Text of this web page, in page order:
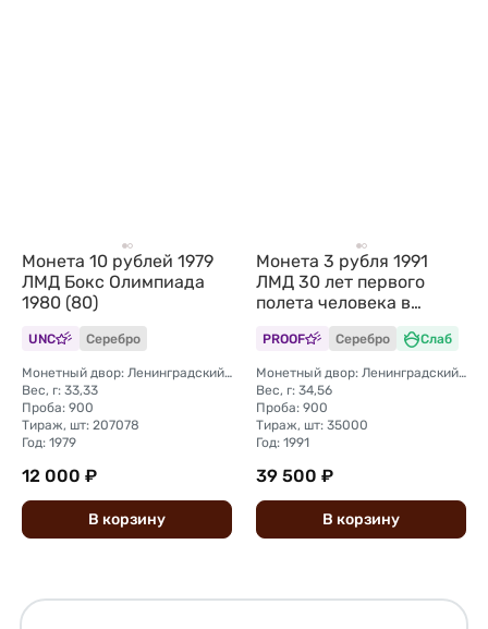
Монета 10 рублей 1979
ЛМД Бокс Олимпиада
1980 (80)
UNC Серебро
Монетный двор: Ленинградский (ЛМД)
Вес, г: 33,33
Проба: 900
Тираж, шт: 207078
Год: 1979
12 000 ₽
В корзину
Монета 3 рубля 1991
ЛМД 30 лет первого
полета человека в
космос Гагарин слаб
NGC PF 70
PROOF Серебро Слаб
Монетный двор: Ленинградский (ЛМД)
Вес, г: 34,56
Проба: 900
Тираж, шт: 35000
Год: 1991
39 500 ₽
В корзину